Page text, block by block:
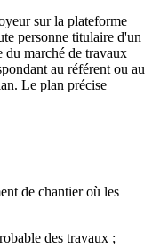
sur la plateforme
personne titulaire d'un
du marché de travaux
au référent ou au
Le plan précise
de chantier où les
des travaux ;